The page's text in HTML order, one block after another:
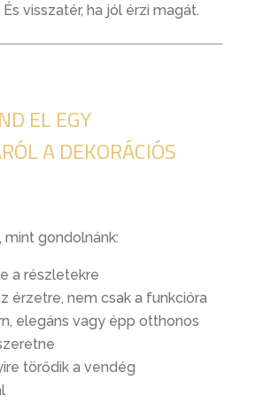
visszatér, ha jól érzi magát.
EL EGY
A DEKORÁCIÓS
gondolnánk:
a részletekre
érzetre, nem csak a funkcióra
elegáns vagy épp otthonos
törődik a vendég